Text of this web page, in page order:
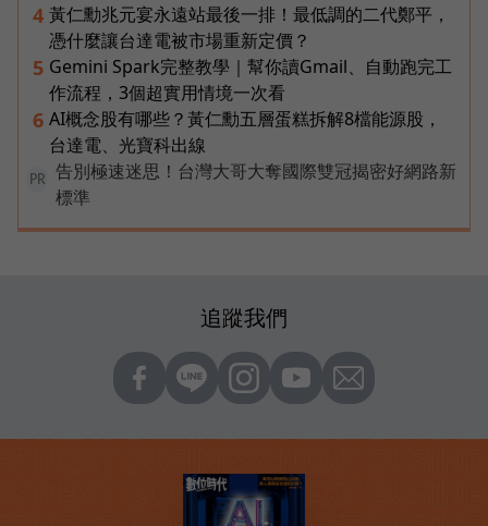
4 黃仁勳兆元宴永遠站最後一排！最低調的二代鄭平，
憑什麼讓台達電被市場重新定價？
5 Gemini Spark完整教學｜幫你讀Gmail、自動跑完工
作流程，3個超實用情境一次看
6 AI概念股有哪些？黃仁勳五層蛋糕拆解8檔能源股，
台達電、光寶科出線
PR
告別極速迷思！台灣大哥大奪國際雙冠揭密好網路新
標準
追蹤我們